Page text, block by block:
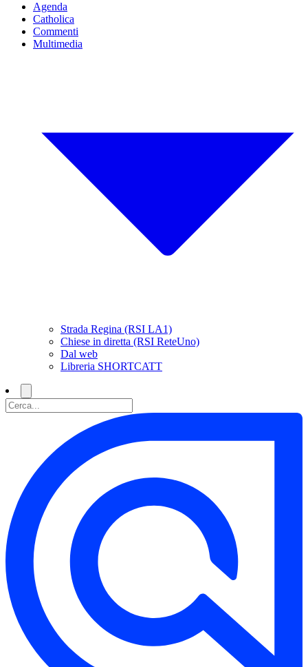
Agenda
Catholica
Commenti
Multimedia
Strada Regina (RSI LA1)
Chiese in diretta (RSI ReteUno)
Dal web
Libreria SHORTCATT